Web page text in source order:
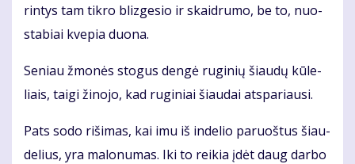
rin­tys tam tik­ro bliz­ge­sio ir skaid­ru­mo, be to, nuo­
sta­biai kve­pia duo­na.
Se­niau žmo­nės sto­gus den­gė ru­gi­nių šiau­dų kū­le­
liais, tai­gi ži­no­jo, kad ru­gi­niai šiau­dai at­spa­riau­si.
Pats so­do ri­ši­mas, kai imu iš in­de­lio pa­ruoš­tus šiau­
de­lius, yra ma­lo­nu­mas. Iki to rei­kia įdėt daug dar­bo